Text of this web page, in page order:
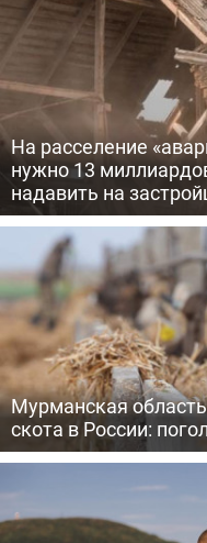
На расселение
нужно 13
надавить на
Мурманская
скота в России: